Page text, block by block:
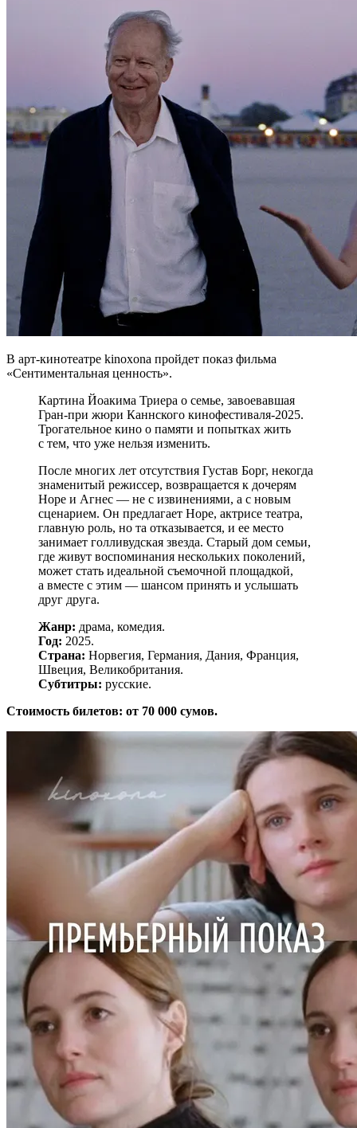
В арт-кинотеатре kinoxona пройдет показ фильма
«Сентиментальная ценность».
Картина Йоакима Триера о семье, завоевавшая
Гран-при жюри Каннского кинофестиваля-2025.
Трогательное кино о памяти и попытках жить
с тем, что уже нельзя изменить.
После многих лет отсутствия Густав Борг, некогда
знаменитый режиссер, возвращается к дочерям
Норе и Агнес — не с извинениями, а с новым
сценарием. Он предлагает Норе, актрисе театра,
главную роль, но та отказывается, и ее место
занимает голливудская звезда. Старый дом семьи,
где живут воспоминания нескольких поколений,
может стать идеальной съемочной площадкой,
а вместе с этим — шансом принять и услышать
друг друга.
Жанр: драма, комедия.
Год: 2025.
Страна: Норвегия, Германия, Дания, Франция,
Швеция, Великобритания.
Субтитры: русские.
Стоимость билетов: от 70 000 сумов.